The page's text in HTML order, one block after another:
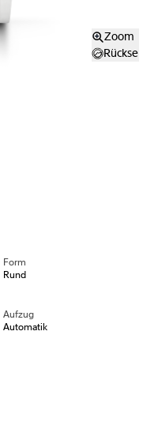
Zoom
Rückseite
Form
Rund
Aufzug
Automatik